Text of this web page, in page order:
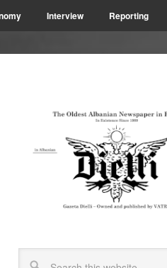
Interview Reporting